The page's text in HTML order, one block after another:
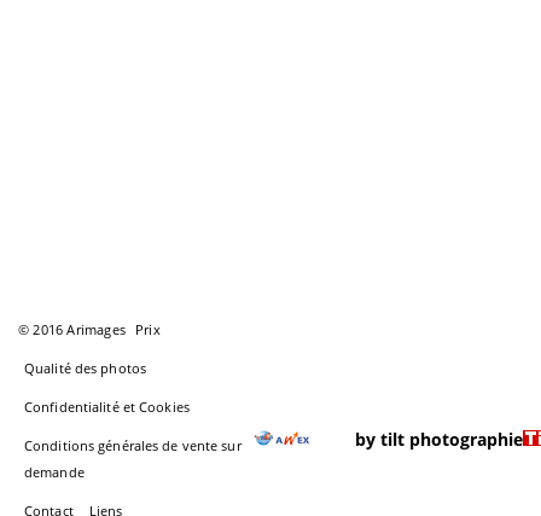
© 2016 Arimages Prix
Qualité des photos
Confidentialité et Cookies
Conditions générales de vente sur
demande
Contact Liens
by tilt photographie